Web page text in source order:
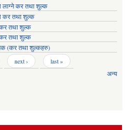
लाग्ने कर तथा शुल्क
कर तथा शुल्क
तथा शुल्क
तथा शुल्क
(कर तथा शुल्कहरु)
next › last »
अन्य